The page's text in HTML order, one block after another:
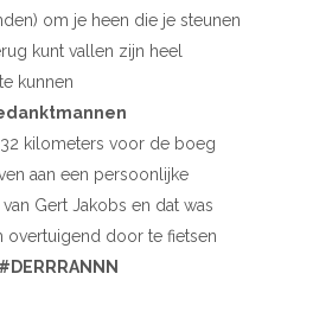
om je heen die je steunen
kunt vallen zijn heel
kunnen
kilometers voor de boeg
aan een persoonlijke
Gert Jakobs en dat was
door te fietsen
#DERRRANNN